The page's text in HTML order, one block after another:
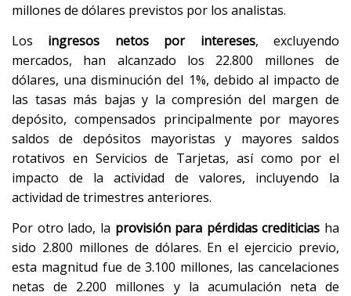
millones de dólares previstos por los analistas.
Los ingresos netos por intereses, excluyendo
mercados, han alcanzado los 22.800 millones de
dólares, una disminución del 1%, debido al impacto de
las tasas más bajas y la compresión del margen de
depósito, compensados principalmente por mayores
saldos de depósitos mayoristas y mayores saldos
rotativos en Servicios de Tarjetas, así como por el
impacto de la actividad de valores, incluyendo la
actividad de trimestres anteriores.
Por otro lado, la provisión para pérdidas crediticias ha
sido 2.800 millones de dólares. En el ejercicio previo,
esta magnitud fue de 3.100 millones, las cancelaciones
netas de 2.200 millones y la acumulación neta de